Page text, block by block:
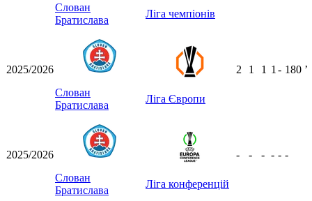
Слован
Братислава
Ліга чемпіонів
2025/2026
Слован
Братислава
Ліга Європи
2 1 1 1 - 180 ʼ
2025/2026
Слован
Братислава
Ліга конференцій
- - - - - -